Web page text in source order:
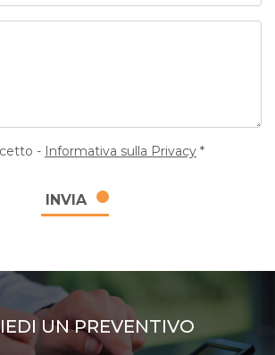
- Informativa sulla Privacy *
INVIA
UN PREVENTIVO